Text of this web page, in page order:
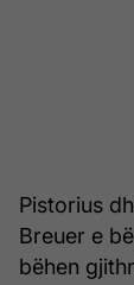
Pistorius
Breuer e
bëhen